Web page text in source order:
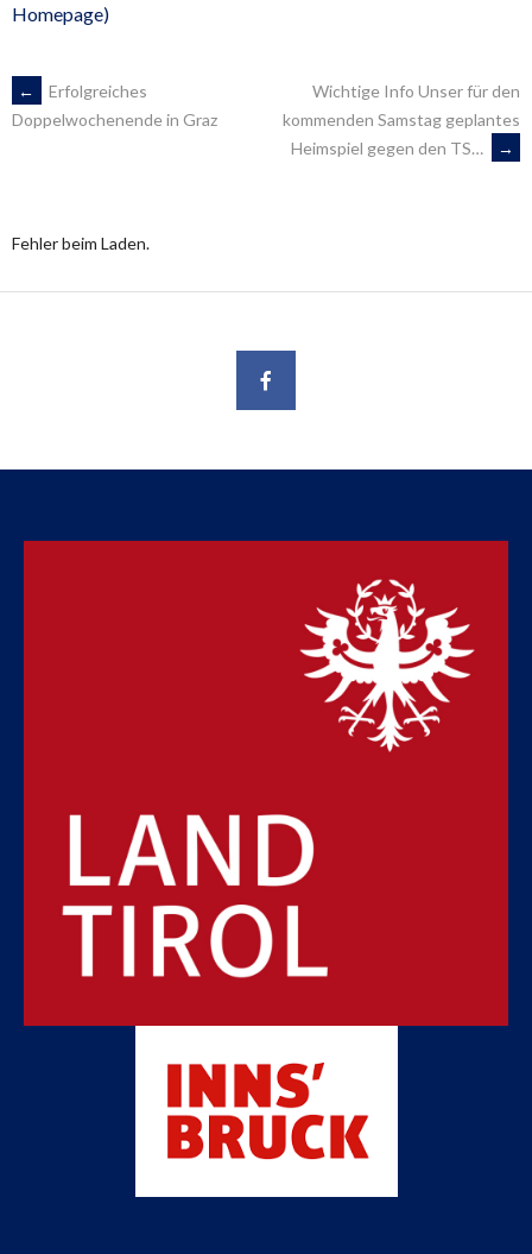
Homepage)
ARTIKEL-
←
Erfolgreiches
Doppelwochenende in Graz
Wichtige Info Unser für den
kommenden Samstag geplantes
Heimspiel gegen den TS…
→
Fehler beim Laden.